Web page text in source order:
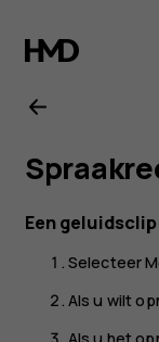
Nokia
3310
3G
Een
Selecteer
Als u wilt
Als u het